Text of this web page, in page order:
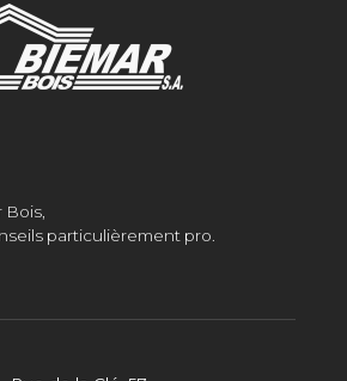
Bois,
particulièrement pro.